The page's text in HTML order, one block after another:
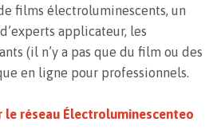
films électroluminescents, un
applicateur, les
(il n’y a pas que du film ou des
en ligne pour professionnels.
le réseau Électroluminescenteo